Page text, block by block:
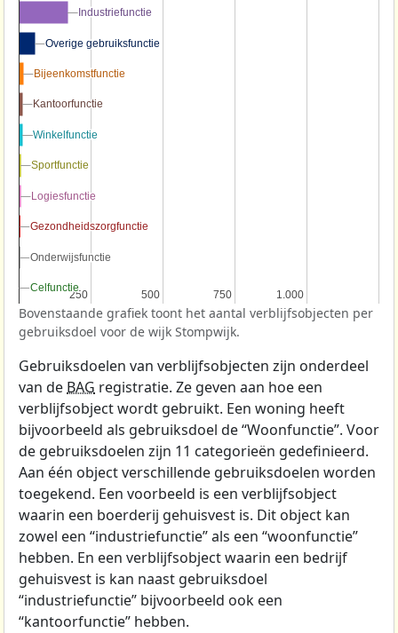
250
250 500
500 750
750 1.000
1.000
Industriefunctie
Industriefunctie
Overige gebruiksfunctie
Overige gebruiksfunctie
Bijeenkomstfunctie
Bijeenkomstfunctie
Kantoorfunctie
Kantoorfunctie
Winkelfunctie
Winkelfunctie
Sportfunctie
Sportfunctie
Logiesfunctie
Logiesfunctie
Gezondheidszorgfunctie
Gezondheidszorgfunctie
Onderwijsfunctie
Onderwijsfunctie
Celfunctie
Celfunctie
Bovenstaande grafiek toont het aantal verblijfsobjecten per
gebruiksdoel voor de wijk Stompwijk.
Gebruiksdoelen van verblijfsobjecten zijn onderdeel
van deBAG registratie. Ze geven aan hoe een
verblijfsobject wordt gebruikt. Een woning heeft
bijvoorbeeld als gebruiksdoel de “Woonfunctie”. Voor
de gebruiksdoelen zijn 11 categorieën gedefinieerd.
Aan één object verschillende gebruiksdoelen worden
toegekend. Een voorbeeld is een verblijfsobject
waarin een boerderij gehuisvest is. Dit object kan
zowel een “industriefunctie” als een “woonfunctie”
hebben. En een verblijfsobject waarin een bedrijf
gehuisvest is kan naast gebruiksdoel
“industriefunctie” bijvoorbeeld ook een
“kantoorfunctie” hebben.